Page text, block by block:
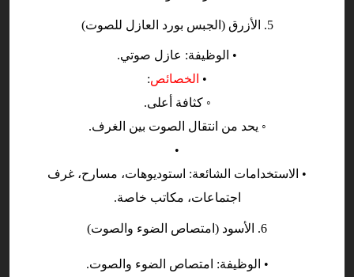
5. الأزرق (الجبس بورد العازل للصوت)
• الوظيفة: عازل صوتي.
• الخصائص:
◦ كثافة أعلى.
◦ يحد من انتقال الصوت بين الغرف.
•
• الاستخدامات الشائعة: استوديوهات، مسارح، غرف
اجتماعات، مكاتب خاصة.
6. الأسود (امتصاص الضوء والصوت)
• الوظيفة: امتصاص الضوء والصوت.